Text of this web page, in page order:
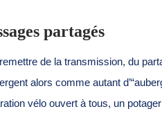
partagés
de la transmission, du
alors comme autant
vélo ouvert à tous, un